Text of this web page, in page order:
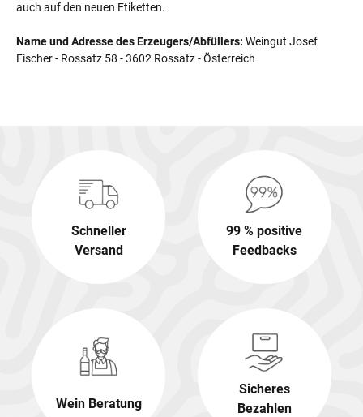
auch auf den neuen Etiketten.
Name und Adresse des Erzeugers/Abfüllers: Weingut Josef
Fischer - Rossatz 58 - 3602 Rossatz - Österreich
Schneller
Versand
99 % positive
Feedbacks
Wein Beratung
Sicheres
Bezahlen